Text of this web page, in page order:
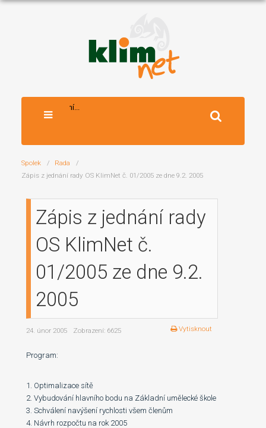
Vyhledávání...
Spolek
Rada
Zápis z jednání rady OS KlimNet č. 01/2005 ze dne 9.2. 2005
Zápis z jednání rady
OS KlimNet č.
01/2005 ze dne 9.2.
2005
24. únor 2005 Zobrazení: 6625 Vytisknout
Program:
1. Optimalizace sítě
2. Vybudování hlavního bodu na Základní umělecké škole
3. Schválení navýšení rychlosti všem členům
4. Návrh rozpočtu na rok 2005